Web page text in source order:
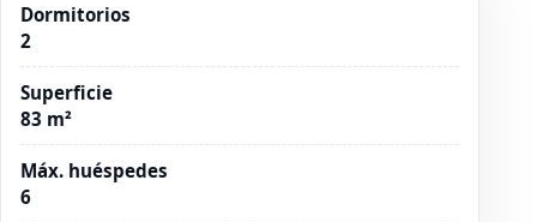
Dormitorios
2
Superficie
83 m²
Máx. huéspedes
6